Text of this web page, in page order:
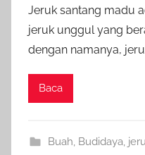
Jeruk santang madu
jeruk unggul yang
dengan namanya,
Baca
Buah Budidaya